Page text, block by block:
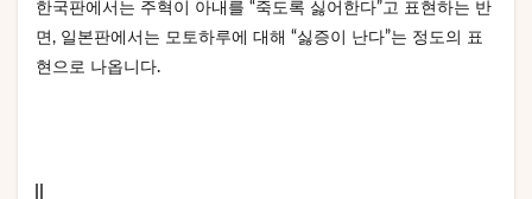
한국판에서는 주혁이 아내를 “죽도록 싫어한다”고 표현하는 반
면, 일본판에서는 모토하루에 대해 “싫증이 난다”는 정도의 표
현으로 나옵니다.